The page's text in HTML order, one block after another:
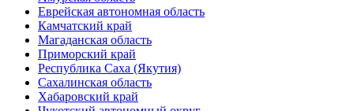
Еврейская автономная область
Камчатский край
Магаданская область
Приморский край
Республика Саха (Якутия)
Сахалинская область
Хабаровский край